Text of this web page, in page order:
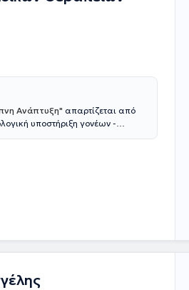
Ανάπτυξη" απαρτίζεται από
υποστήριξη γονέων -